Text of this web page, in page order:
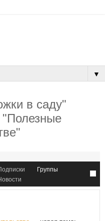
▼
в саду"
"Полезные
Группы